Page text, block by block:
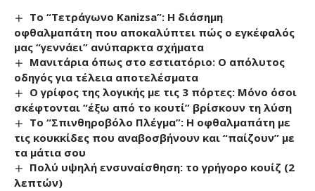
Το “Τετράγωνο Kanizsa”: Η διάσημη
οφθαλμαπάτη που αποκαλύπτει πώς ο εγκέφαλός
μας “γεννάει” ανύπαρκτα σχήματα
Μανιτάρια όπως στο εστιατόριο: Ο απόλυτος
οδηγός για τέλεια αποτελέσματα
Ο γρίφος της λογικής με τις 3 πόρτες: Μόνο όσοι
σκέφτονται “έξω από το κουτί” βρίσκουν τη λύση
Το “Σπινθηροβόλο Πλέγμα”: Η οφθαλμαπάτη με
τις κουκκίδες που αναβοσβήνουν και “παίζουν” με
τα μάτια σου
Πολύ υψηλή ενσυναίσθηση: το γρήγορο κουίζ (2
λεπτών)